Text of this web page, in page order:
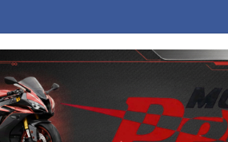
τα 32 εκατoμμύρια ευρώ